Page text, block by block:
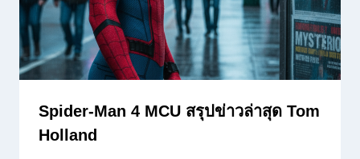
Spider-Man 4 MCU สรุปข่าวล่าสุด Tom
Holland